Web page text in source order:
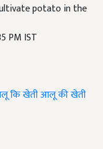
potato in the
PM IST
कि खेतीआलू की खेती